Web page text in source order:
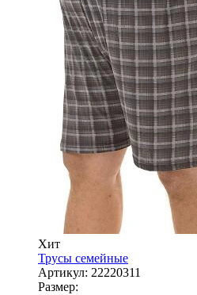
Хит
Трусы семейные
Артикул: 22220311
Размер: